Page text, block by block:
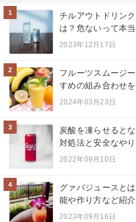
1
チルアウトドリン
は？危ないって本当
2023年12月17日
2
フルーツスムージ
すめの組み合わせを
2024年03月23日
3
炭酸を凍らせると
対処法と安全なやり
2022年09月10日
4
グァバジュースと
能や作り方など紹介
2023年09月16日